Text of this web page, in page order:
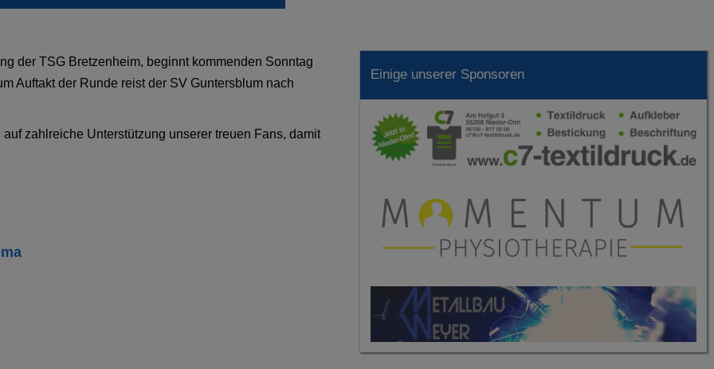
der TSG Bretzenheim, beginnt kommenden Sonntag
Auftakt der Runde reist der SV Guntersblum nach
zahlreiche Unterstützung unserer treuen Fans, damit
Einige unserer Sponsoren